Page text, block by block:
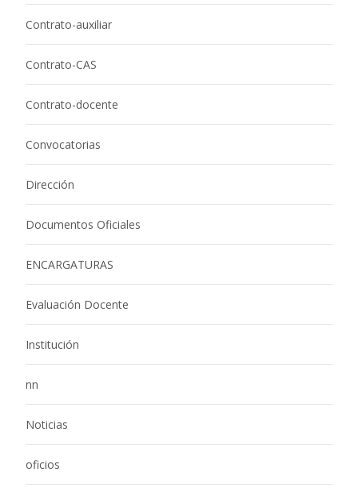
Contrato-auxiliar
Contrato-CAS
Contrato-docente
Convocatorias
Dirección
Documentos Oficiales
ENCARGATURAS
Evaluación Docente
Institución
nn
Noticias
oficios